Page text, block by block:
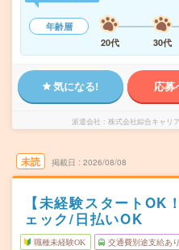
年齢層
20代
30代
気になる! 応募
派遣会社 株式会社綜合キャリ
未読 掲載日 2026/08/08
【未経験スタートOK
ェック/日払いOK
職種未経験OK 交通費別途支給あり